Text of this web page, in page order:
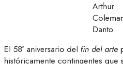
Arthur
Danto
El 58º aniversario del fin del arte
históricamente contingentes que